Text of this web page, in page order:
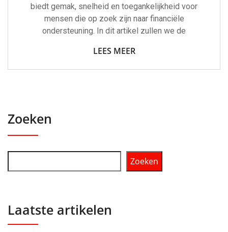
biedt gemak, snelheid en toegankelijkheid voor
mensen die op zoek zijn naar financiële
ondersteuning. In dit artikel zullen we de
LEES MEER
Zoeken
Zoeken
Laatste artikelen